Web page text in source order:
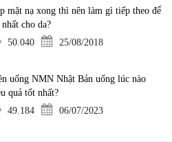
mặt nạ xong thì nên làm gì tiếp theo để
cho da?
50.040
25/08/2018
uống NMN Nhật Bản uống lúc nào
quả tốt nhất?
49.184
06/07/2023